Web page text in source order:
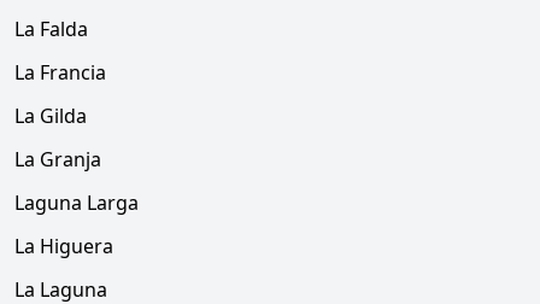
La Falda
La Francia
La Gilda
La Granja
Laguna Larga
La Higuera
La Laguna